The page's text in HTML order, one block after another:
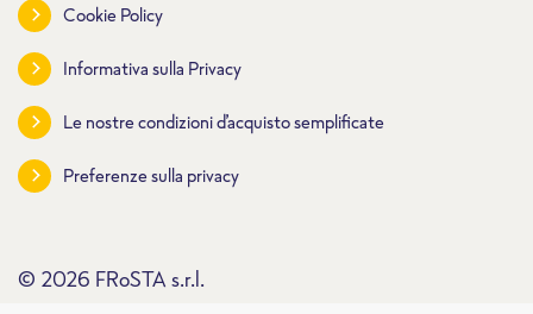
Cookie Policy
Informativa sulla Privacy
Le nostre condizioni d’acquisto semplificate
Preferenze sulla privacy
© 2026 FRoSTA s.r.l.